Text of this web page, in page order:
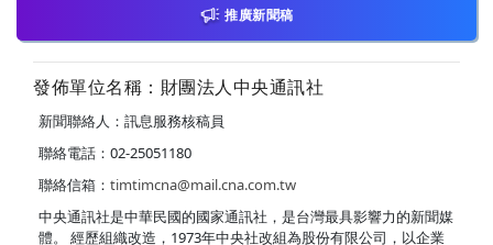
推廣新聞稿
發佈單位名稱：財團法人中央通訊社
新聞聯絡人：訊息服務核稿員
聯絡電話：02-25051180
聯絡信箱： timtimcna@mail.cna.com.tw
中央通訊社是中華民國的國家通訊社，是台灣最具影響力的新聞媒
體。 經歷組織改造，1973年中央社改組為股份有限公司，以企業